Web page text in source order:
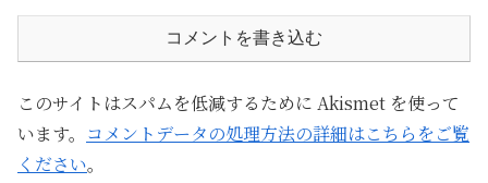
コメントを書き込む
このサイトはスパムを低減するために Akismet を使って
います。 コメントデータの処理方法の詳細はこちらをご覧
ください。